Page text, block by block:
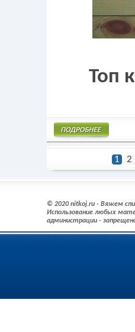
Топ
1 2
© 2020 nitkoj.ru - Вяжем
Использование любых
администрации -